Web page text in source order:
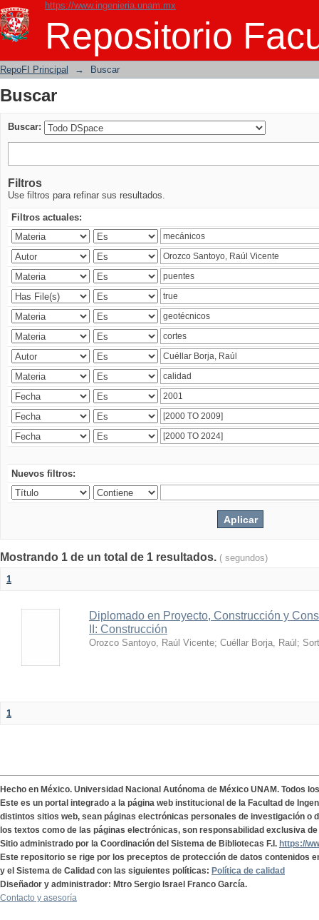
https://www.ingenieria.unam.mx
Repositorio
Buscar
RepoFI Principal → Buscar
Buscar
Buscar:
Filtros
Use filtros para refinar sus resultados.
Filtros actuales:
Nuevos filtros:
Mostrando 1 de un total de 1 resultados. ( segundos)
1
Diplomado en Proyecto, Construcción y
II: Construcción
Orozco Santoyo, Raúl Vicente; Cuéllar Borja, Raúl ;
1
Hecho en México. Universidad Nacional Autónoma de México UNAM. Todos
Este es un portal integrado a la página web institucional de la Facultad de
distintos sitios web, sean páginas electrónicas personales de investigación o
los textos como de las páginas electrónicas, son responsabilidad exclusiva
Sitio administrado por la Coordinación del Sistema de Bibliotecas F.I. https://
Este repositorio se rige por los preceptos de protección de datos contenidos
y el Sistema de Calidad con las siguientes políticas: Política de calidad
Diseñador y administrador: Mtro Sergio Israel Franco García.
Contacto y asesoría